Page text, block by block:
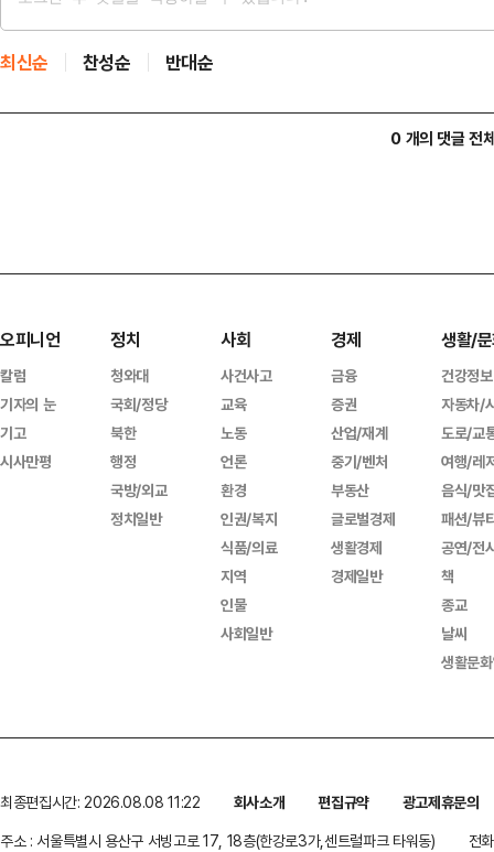
최신순 찬성순 반대순
0 개의 댓글 전
오피니언
칼럼
기자의 눈
기고
시사만평
정치
청와대
국회/정당
북한
행정
국방/외교
정치일반
사회
사건사고
교육
노동
언론
환경
인권/복지
식품/의료
지역
인물
사회일반
경제
금융
증권
산업/재계
중기/벤처
부동산
글로벌경제
생활경제
경제일반
생활/
건강정보
자동차/
도로/교
여행/레
음식/맛
패션/뷰
공연/전
책
종교
날씨
생활문
최종편집시간: 2026.08.08 11:22 회사소개 편집규약
광고제휴문의
주소 : 서울특별시 용산구 서빙고로 17, 18층(한강로3가,센트럴파크 타워동)
전